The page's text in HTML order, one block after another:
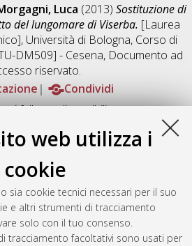
web utilizza i
cookie
sia cookie tecnici necessari per il suo
e altri strumenti di tracciamento
solo con il tuo consenso.
tracciamento facoltativi sono usati per
Luca (2013)Sostituzione di
del lungomare di Viserba. [Laurea
Università di Bologna, Corso di
DM509] - Cesena, Documento ad
riservato.
Condividi
full-text disponibili:
PDF
accessibile
(130MB)|